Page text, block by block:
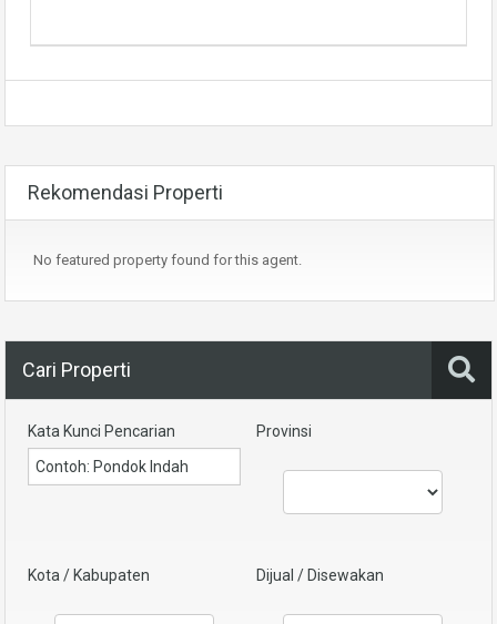
Rekomendasi Properti
No featured property found for this agent.
Cari Properti
Kata Kunci Pencarian Provinsi
Kota / Kabupaten Dijual / Disewakan